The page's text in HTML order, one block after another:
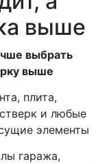
выше
выбрать
выше
плита,
и любые
элементы
гаража,